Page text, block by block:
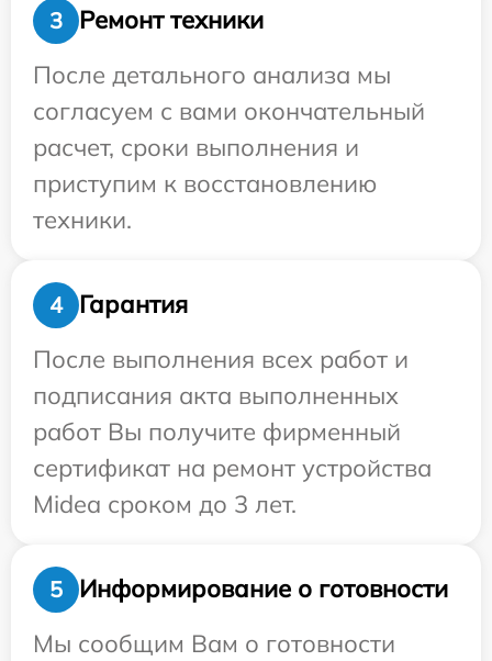
3
Ремонт техники
После детального анализа мы
согласуем с вами окончательный
расчет, сроки выполнения и
приступим к восстановлению
техники.
4
Гарантия
После выполнения всех работ и
подписания акта выполненных
работ Вы получите фирменный
сертификат на ремонт устройства
Midea сроком до 3 лет.
5
Информирование о готовности
Мы сообщим Вам о готовности